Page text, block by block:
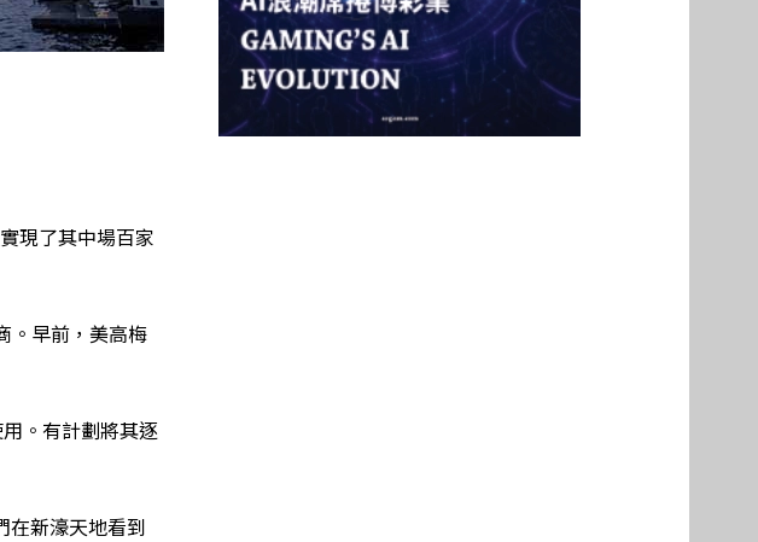
現了其中場百家
。早前，美高梅
。有計劃將其逐
在新濠天地看到